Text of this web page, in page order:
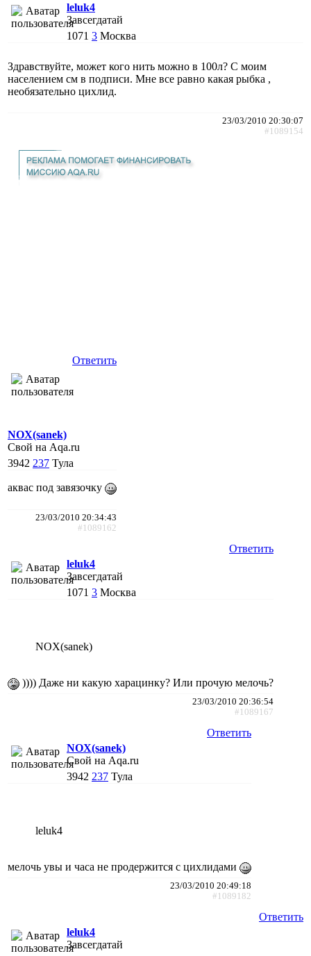
leluk4
Завсегдатай
1071 3 Москва
Здравствуйте, может кого нить можно в 100л? С моим
населением см в подписи. Мне все равно какая рыбка ,
необязательно цихлид.
23/03/2010 20:30:07
#1089154
Ответить
NOX(sanek)
Свой на Aqa.ru
3942 237 Тула
аквас под завязочку
23/03/2010 20:34:43
#1089162
Ответить
leluk4
Завсегдатай
1071 3 Москва
NOX(sanek)
)))) Даже ни какую харацинку? Или прочую мелочь?
23/03/2010 20:36:54
#1089167
Ответить
NOX(sanek)
Свой на Aqa.ru
3942 237 Тула
leluk4
мелочь увы и часа не продержится с цихлидами
23/03/2010 20:49:18
#1089182
Ответить
leluk4
Завсегдатай